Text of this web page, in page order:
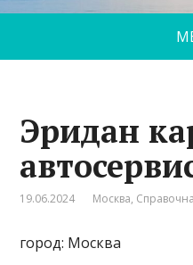
Эридан
19.06.2024 Москва,
город: Москва